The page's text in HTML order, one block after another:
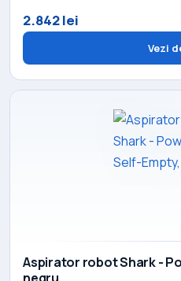
2.842 lei
Vezi
Aspirator robot Shark -